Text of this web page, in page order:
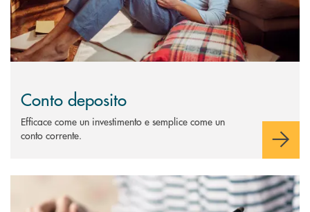
Conto deposito
Efficace come un investimento e semplice come un
conto corrente.
Scopri di più Certificati di deposito